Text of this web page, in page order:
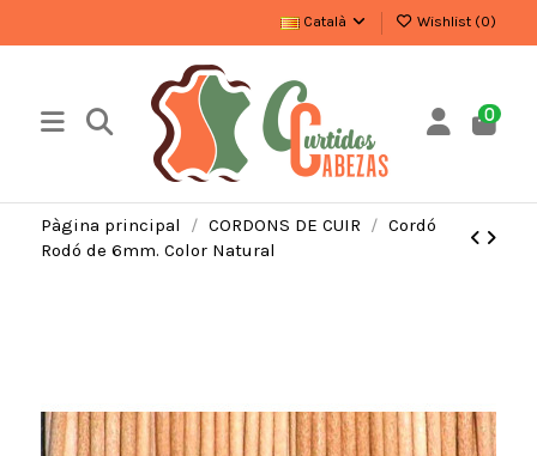
Català Wishlist (0)
0
Pàgina principal CORDONS DE CUIR
Cordó
Rodó de 6mm. Color Natural